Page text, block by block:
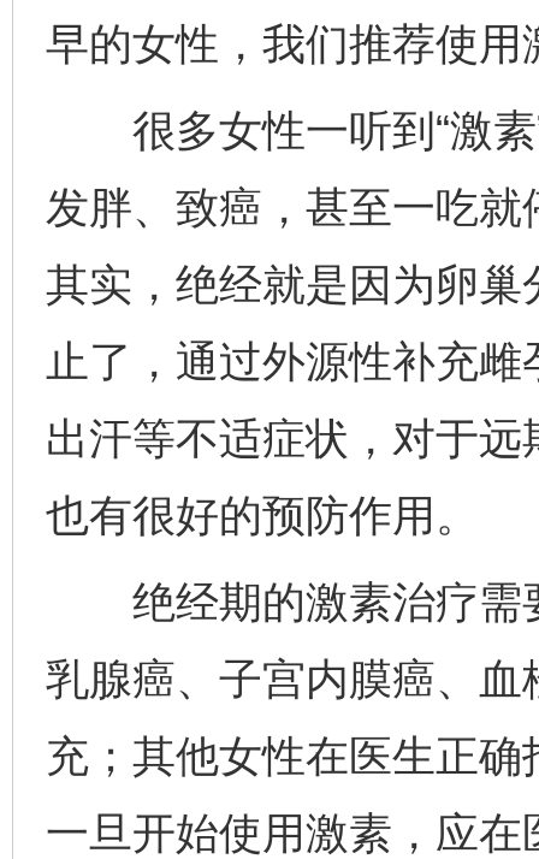
早的女性，我们推荐使用
很多女性一听到“激素
发胖、致癌，甚至一吃
其实，绝经就是因为卵
止了，通过外源性补充
出汗等不适症状，对于
也有很好的预防作用。
绝经期的激素治疗需
乳腺癌、子宫内膜癌、
充；其他女性在医生正
一旦开始使用激素，应